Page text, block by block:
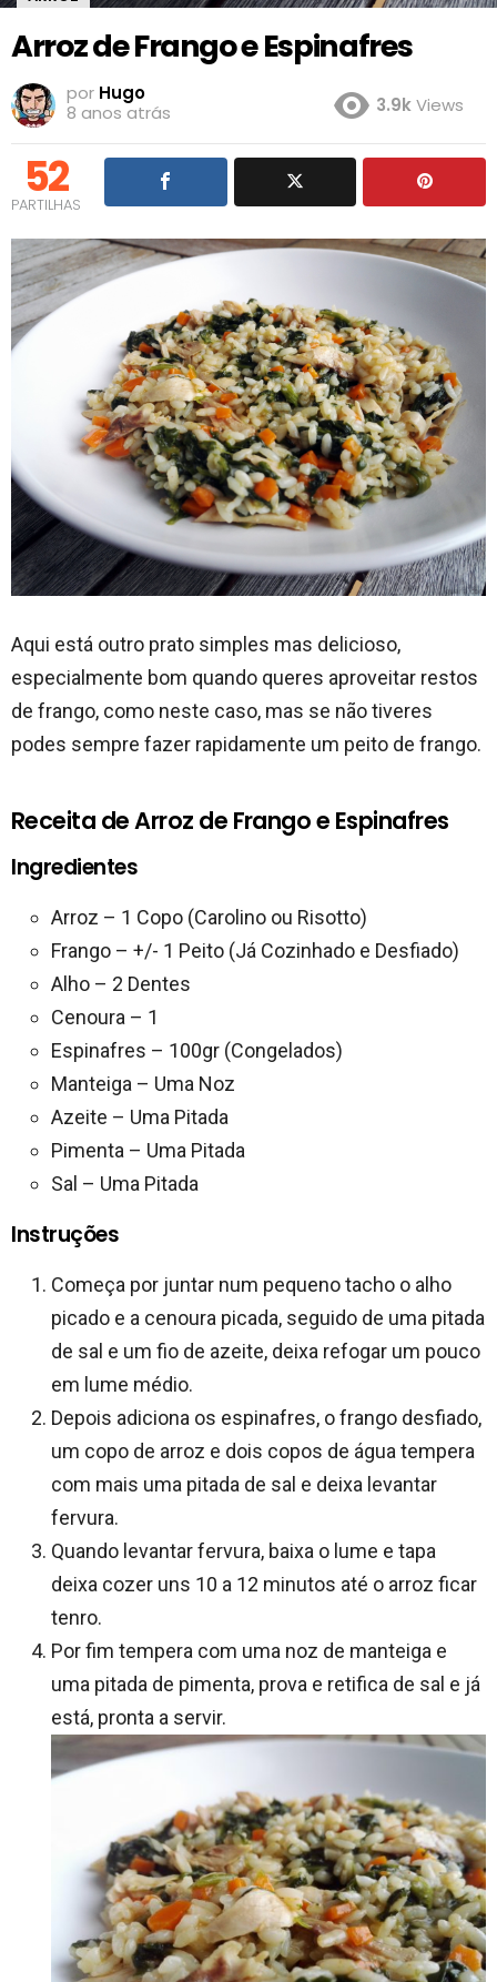
Arroz de Frango e Espinafres
por Hugo
8 anos atrás
3.9kViews
52
PARTILHAS
Aqui está outro prato simples mas delicioso,
especialmente bom quando queres aproveitar restos
de frango, como neste caso, mas se não tiveres
podes sempre fazer rapidamente um peito de frango.
Receita de Arroz de Frango e Espinafres
Ingredientes
Arroz – 1 Copo (Carolino ou Risotto)
Frango – +/- 1 Peito (Já Cozinhado e Desfiado)
Alho – 2 Dentes
Cenoura – 1
Espinafres – 100gr (Congelados)
Manteiga – Uma Noz
Azeite – Uma Pitada
Pimenta – Uma Pitada
Sal – Uma Pitada
Instruções
Começa por juntar num pequeno tacho o alho
picado e a cenoura picada, seguido de uma pitada
de sal e um fio de azeite, deixa refogar um pouco
em lume médio.
Depois adiciona os espinafres, o frango desfiado,
um copo de arroz e dois copos de água tempera
com mais uma pitada de sal e deixa levantar
fervura.
Quando levantar fervura, baixa o lume e tapa
deixa cozer uns 10 a 12 minutos até o arroz ficar
tenro.
Por fim tempera com uma noz de manteiga e
uma pitada de pimenta, prova e retifica de sal e já
está, pronta a servir.